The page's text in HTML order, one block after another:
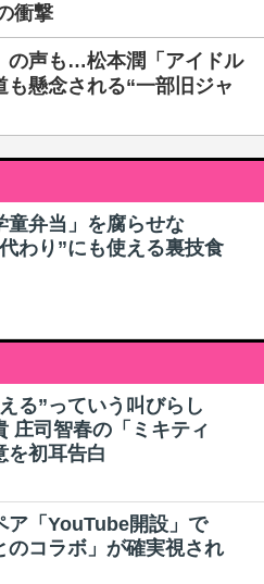
衝撃
の声も…松本潤「アイドル
懸念される“一部旧ジャ
童弁当」を腐らせな
わり”にも使える裏技食
る”っていう叫びらし
庄司智春の「ミキティ
を初耳告白
ア「YouTube開設」で
のコラボ」が確実視され